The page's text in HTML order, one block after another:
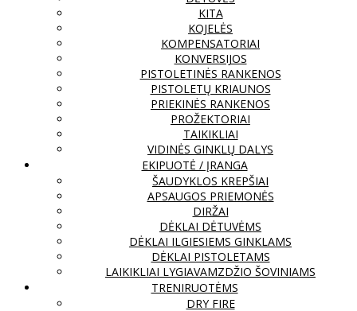
KITA
KOJELĖS
KOMPENSATORIAI
KONVERSIJOS
PISTOLETINĖS RANKENOS
PISTOLETŲ KRIAUNOS
PRIEKINĖS RANKENOS
PROŽEKTORIAI
TAIKIKLIAI
VIDINĖS GINKLŲ DALYS
EKIPUOTĖ / ĮRANGA
ŠAUDYKLOS KREPŠIAI
APSAUGOS PRIEMONĖS
DIRŽAI
DĖKLAI DĖTUVĖMS
DĖKLAI ILGIESIEMS GINKLAMS
DĖKLAI PISTOLETAMS
LAIKIKLIAI LYGIAVAMZDŽIO ŠOVINIAMS
TRENIRUOTĖMS
DRY FIRE